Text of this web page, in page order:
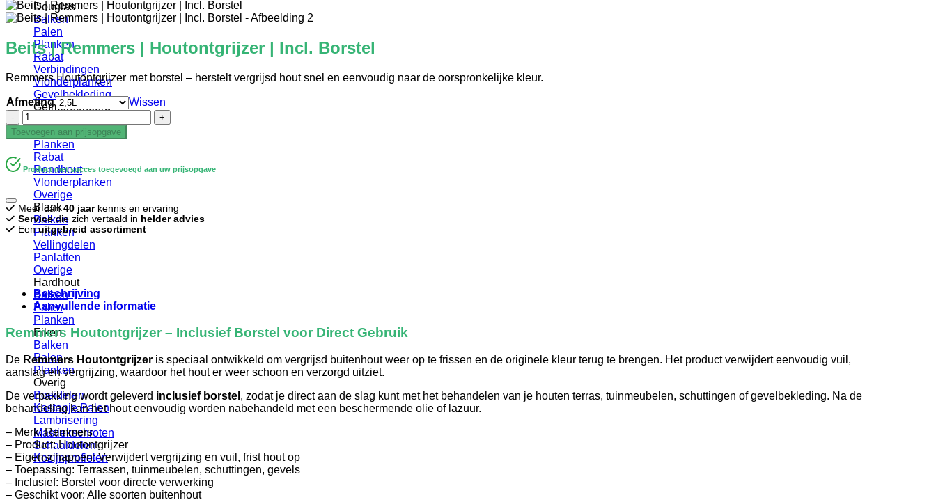
Douglas
Balken
Palen
Planken
Rabat
Verbindingen
Vlonderplanken
Gevelbekleding
Geïmpregneerd
Palen
Planken
Rabat
Rondhout
Vlonderplanken
Overige
Blank
Balken
Planken
Vellingdelen
Panlatten
Overige
Hardhout
Balken
Palen
Planken
Eiken
Balken
Palen
Planken
Overig
Boeidelen
Kastanje Palen
Lambrisering
Mastiekschroten
Schaaldelen
Kozijnprofielen
Beits | Remmers | Houtontgrijzer | Incl. Borstel
Remmers Houtontgrijzer met borstel – herstelt vergrijsd hout snel en eenvoudig naar de oorspronkelijke kleur.
Afmeting
Wissen
Beits
|
Remmers
Houtontgrijzer
Incl.
Borstel
aantal
Toevoegen aan prijsopgave
Product met succes toegevoegd aan uw prijsopgave
Meer dan40 jaarkennis en ervaring
Servicedie zich vertaald in helder advies
Eenuitgebreid assortiment
Beschrijving
Aanvullende informatie
Remmers Houtontgrijzer – Inclusief Borstel voor Direct Gebruik
De Remmers Houtontgrijzer is speciaal ontwikkeld om vergrijsd buitenhout weer op te frissen en de originele kleur terug te brengen. Het product verwijdert eenvoudig vuil,
aanslag en vergrijzing, waardoor het hout er weer schoon en verzorgd uitziet.
De verpakking wordt geleverd inclusief borstel , zodat je direct aan de slag kunt met het behandelen van je houten terras, tuinmeubelen, schuttingen of gevelbekleding. Na de
behandeling kan het hout eenvoudig worden nabehandeld met een beschermende olie of lazuur.
– Merk: Remmers
– Product: Houtontgrijzer
– Eigenschappen: Verwijdert vergrijzing en vuil, frist hout op
– Toepassing: Terrassen, tuinmeubelen, schuttingen, gevels
– Inclusief: Borstel voor directe verwerking
– Geschikt voor: Alle soorten buitenhout